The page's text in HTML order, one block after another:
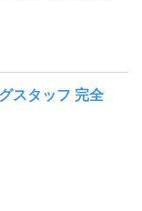
スタッフ 完全